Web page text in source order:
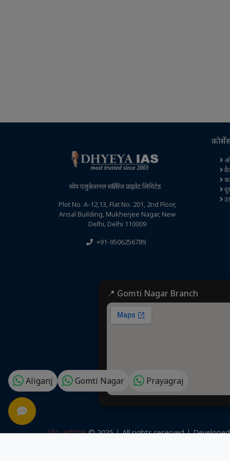
ध्येय एजुकेशनल सर्विसेज प्राइवेट लिमिटेड
Plot No. A-12,13, Flat No. 201, 2nd Floor,
Ansal Building, Mukherjee Nagar, New
Delhi, Delhi 110009
+91-9506256789
📍 Gomti Nagar Branch
ध्येय आईएएस© 2025 | All rights reserved |
Aliganj Gomti Nagar Prayagraj